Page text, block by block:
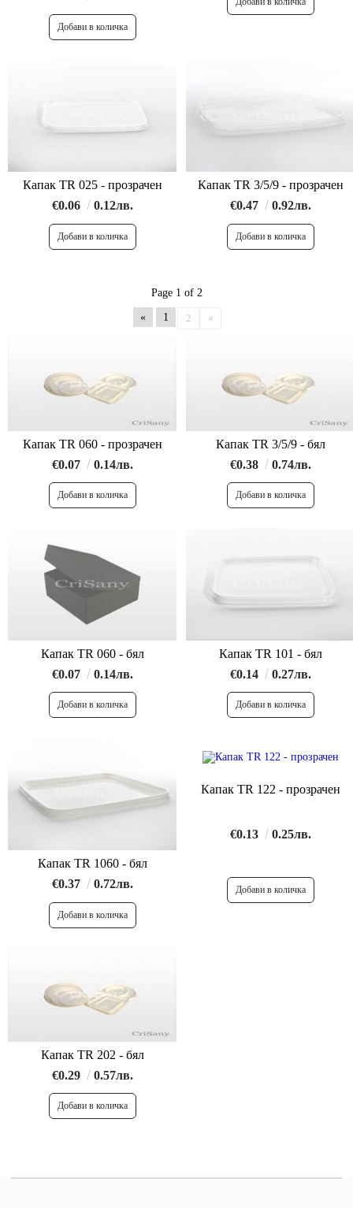
Капак TR 025 - прозрачен
€0.06
0.12лв.
Капак TR 3/5/9 - прозрачен
€0.47
0.92лв.
Page 1 of 2
« 1 2 »
Капак TR 060 - прозрачен
€0.07
0.14лв.
Капак TR 3/5/9 - бял
€0.38
0.74лв.
Капак TR 060 - бял
€0.07
0.14лв.
Капак TR 101 - бял
€0.14
0.27лв.
Капак TR 1060 - бял
€0.37
0.72лв.
Капак TR 122 - прозрачен
€0.13 0.25лв.
Капак TR 202 - бял
€0.29
0.57лв.